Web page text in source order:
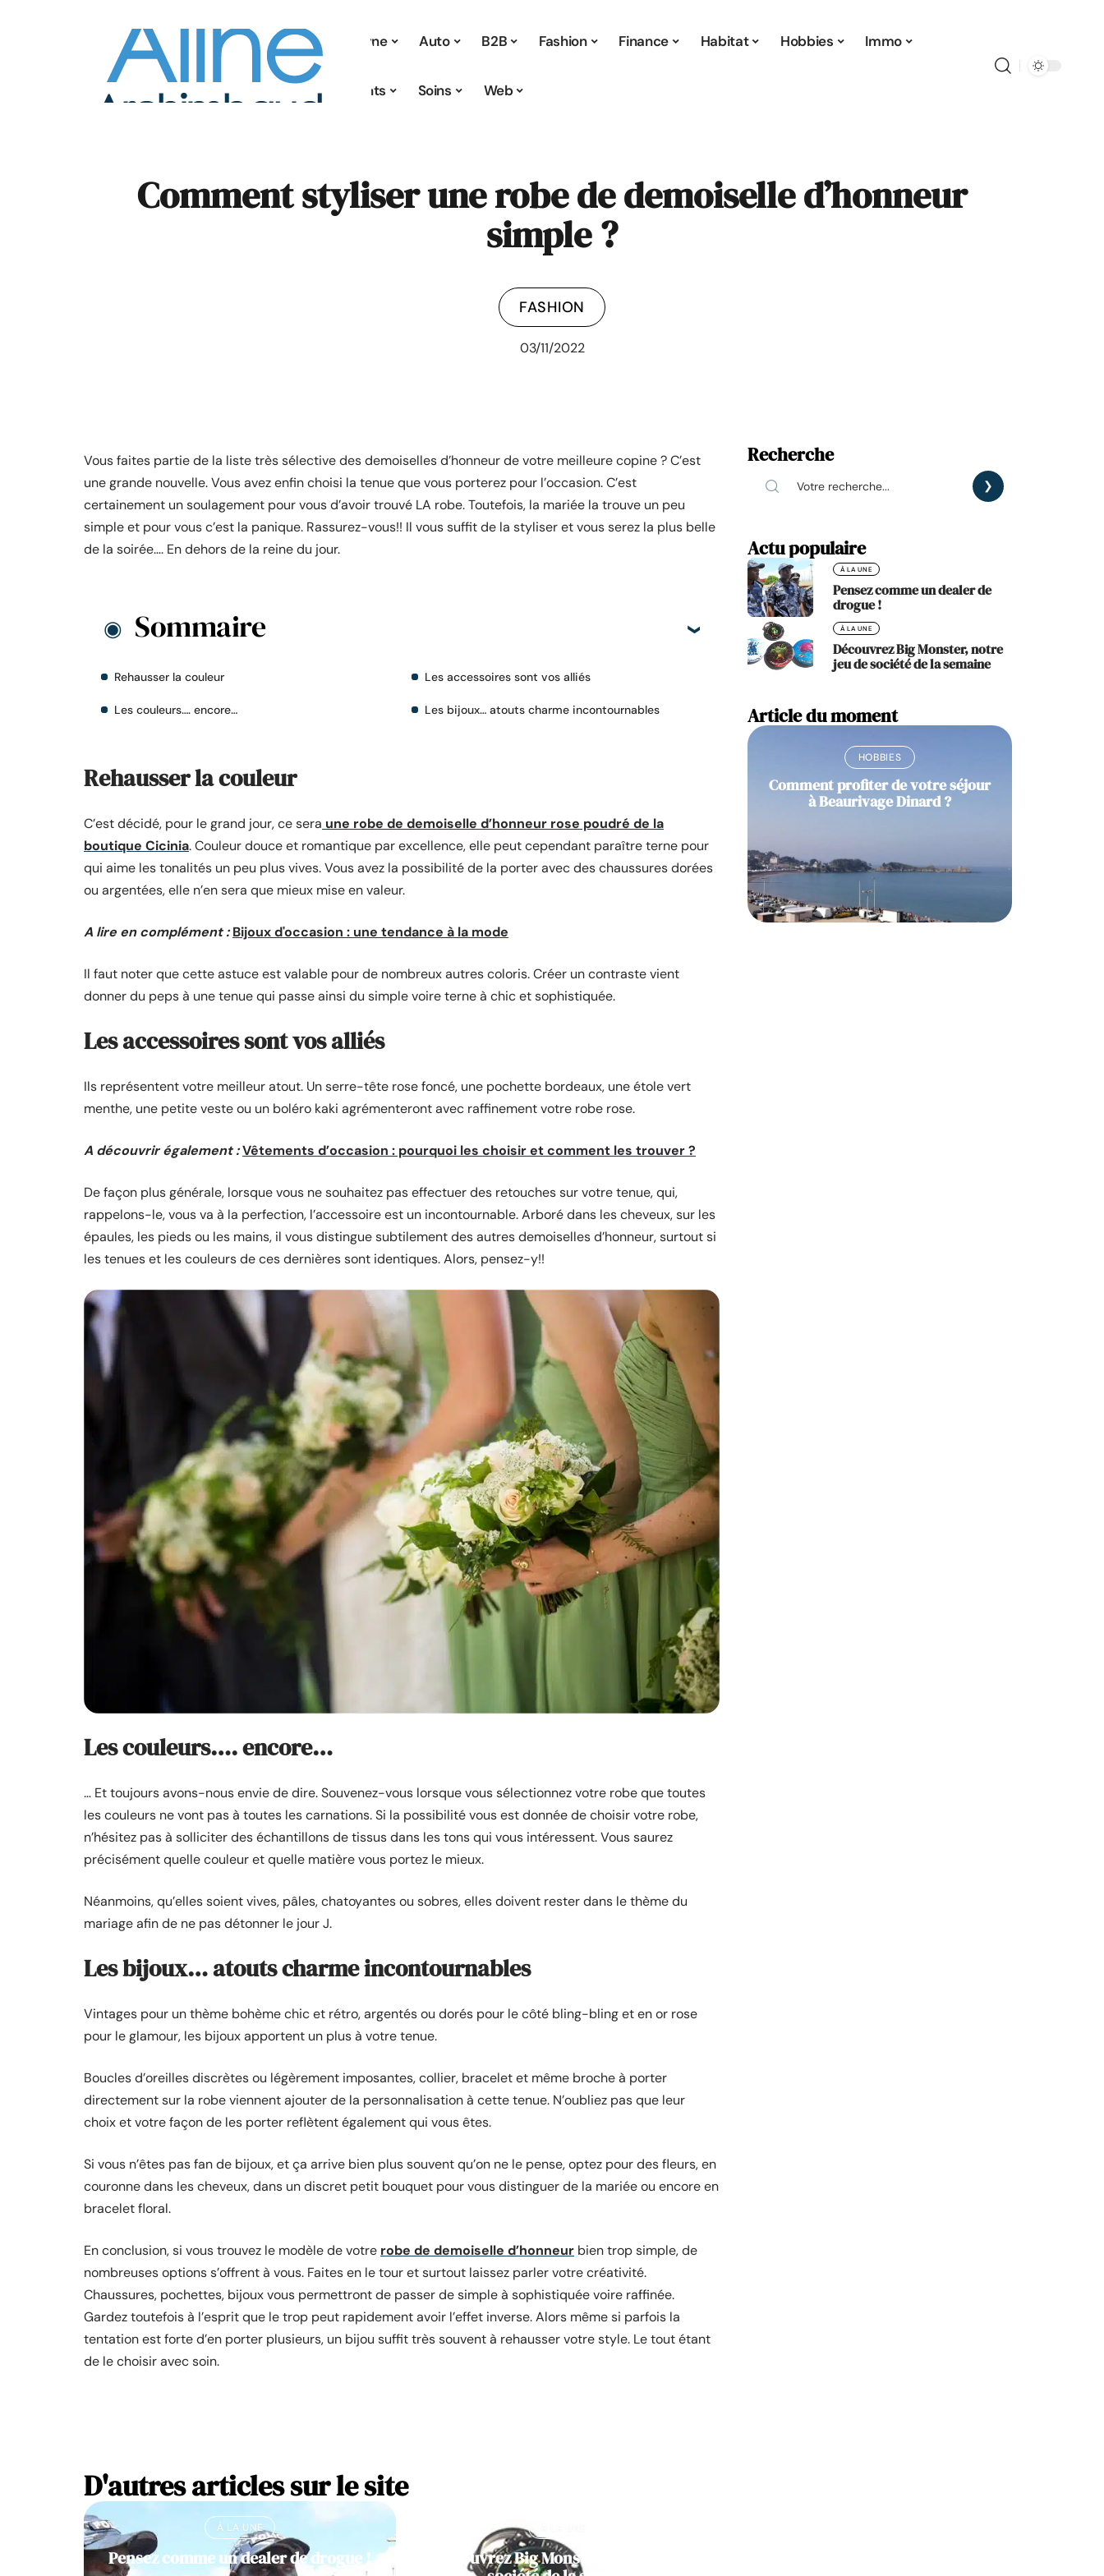
À la une Auto B2B Fashion Finance Habitat Hobbies Immo
Parents Soins Web
Comment styliser une robe de demoiselle d’honneur
simple ?
FASHION
03/11/2022
Vous faites partie de la liste très sélective des demoiselles d’honneur de votre meilleure copine ? C’est
une grande nouvelle. Vous avez enfin choisi la tenue que vous porterez pour l’occasion. C’est
certainement un soulagement pour vous d’avoir trouvé LA robe. Toutefois, la mariée la trouve un peu
simple et pour vous c’est la panique. Rassurez-vous!! Il vous suffit de la styliser et vous serez la plus belle
de la soirée…. En dehors de la reine du jour.
Sommaire
Rehausser la couleur Les accessoires sont vos alliés
Les couleurs…. encore… Les bijoux… atouts charme incontournables
Rehausser la couleur
C’est décidé, pour le grand jour, ce sera une robe de demoiselle d’honneur rose poudré de la
boutique Cicinia. Couleur douce et romantique par excellence, elle peut cependant paraître terne pour
qui aime les tonalités un peu plus vives. Vous avez la possibilité de la porter avec des chaussures dorées
ou argentées, elle n’en sera que mieux mise en valeur.
A lire en complément : Bijoux d'occasion : une tendance à la mode
Il faut noter que cette astuce est valable pour de nombreux autres coloris. Créer un contraste vient
donner du peps à une tenue qui passe ainsi du simple voire terne à chic et sophistiquée.
Les accessoires sont vos alliés
Ils représentent votre meilleur atout. Un serre-tête rose foncé, une pochette bordeaux, une étole vert
menthe, une petite veste ou un boléro kaki agrémenteront avec raffinement votre robe rose.
A découvrir également :Vêtements d’occasion : pourquoi les choisir et comment les trouver ?
De façon plus générale, lorsque vous ne souhaitez pas effectuer des retouches sur votre tenue, qui,
rappelons-le, vous va à la perfection, l’accessoire est un incontournable. Arboré dans les cheveux, sur les
épaules, les pieds ou les mains, il vous distingue subtilement des autres demoiselles d’honneur, surtout si
les tenues et les couleurs de ces dernières sont identiques. Alors, pensez-y!!
Les couleurs…. encore…
… Et toujours avons-nous envie de dire. Souvenez-vous lorsque vous sélectionnez votre robe que toutes
les couleurs ne vont pas à toutes les carnations. Si la possibilité vous est donnée de choisir votre robe,
n’hésitez pas à solliciter des échantillons de tissus dans les tons qui vous intéressent. Vous saurez
précisément quelle couleur et quelle matière vous portez le mieux.
Néanmoins, qu’elles soient vives, pâles, chatoyantes ou sobres, elles doivent rester dans le thème du
mariage afin de ne pas détonner le jour J.
Les bijoux… atouts charme incontournables
Vintages pour un thème bohème chic et rétro, argentés ou dorés pour le côté bling-bling et en or rose
pour le glamour, les bijoux apportent un plus à votre tenue.
Boucles d’oreilles discrètes ou légèrement imposantes, collier, bracelet et même broche à porter
directement sur la robe viennent ajouter de la personnalisation à cette tenue. N’oubliez pas que leur
choix et votre façon de les porter reflètent également qui vous êtes.
Si vous n’êtes pas fan de bijoux, et ça arrive bien plus souvent qu’on ne le pense, optez pour des fleurs, en
couronne dans les cheveux, dans un discret petit bouquet pour vous distinguer de la mariée ou encore en
bracelet floral.
En conclusion, si vous trouvez le modèle de votre robe de demoiselle d’honneur bien trop simple, de
nombreuses options s’offrent à vous. Faites en le tour et surtout laissez parler votre créativité.
Chaussures, pochettes, bijoux vous permettront de passer de simple à sophistiquée voire raffinée.
Gardez toutefois à l’esprit que le trop peut rapidement avoir l’effet inverse. Alors même si parfois la
tentation est forte d’en porter plusieurs, un bijou suffit très souvent à rehausser votre style. Le tout étant
de le choisir avec soin.
D'autres articles sur le site
À LA UNE
Pensez comme un dealer de drogue ! Découvrez Big Monster, notre jeu de
Recherche
Actu populaire
À LA UNE
Pensez comme un dealer de
drogue !
À LA UNE
Découvrez Big Monster, notre
jeu de société de la semaine
Article du moment
HOBBIES
Comment profiter de votre séjour
à Beaurivage Dinard ?